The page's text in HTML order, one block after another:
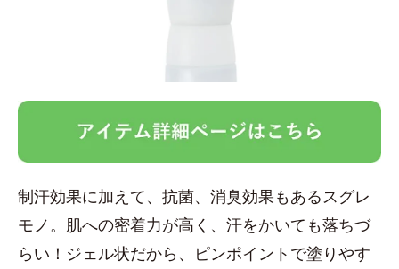
制汗効果に加えて、抗菌、消臭効果もあるスグレ
モノ。肌への密着力が高く、汗をかいても落ちづ
らい！ジェル状だから、ピンポイントで塗りやす